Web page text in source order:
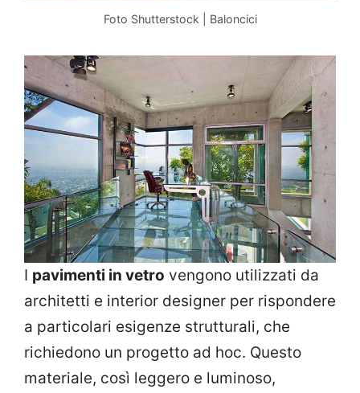
Foto Shutterstock | Baloncici
I pavimenti in vetro vengono utilizzati da
architetti e interior designer per rispondere
a particolari esigenze strutturali, che
richiedono un progetto ad hoc. Questo
materiale, così leggero e luminoso,